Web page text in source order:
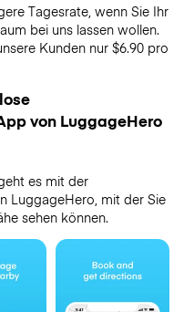
Tagesrate, wenn Sie Ihr
bei uns lassen wollen.
Kunden nur $6.90 pro
von LuggageHero
es mit der
LuggageHero, mit der Sie
sehen können.